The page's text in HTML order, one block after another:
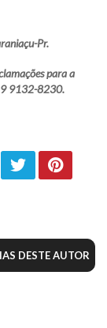
Pr.
para a
9 9132-8230.
DESTE AUTOR